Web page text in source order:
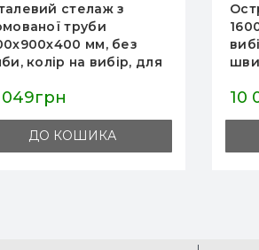
Острівний стелаж із ДСП
1600х900х600 мм, колір на
вибір, для магазину,
швидке складання,
10 013грн
ДО КОШИКА